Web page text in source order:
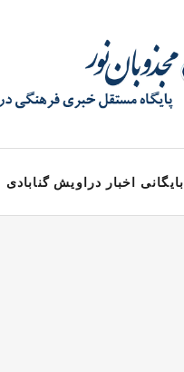
بایگانی اخبار دراویش گنابادی